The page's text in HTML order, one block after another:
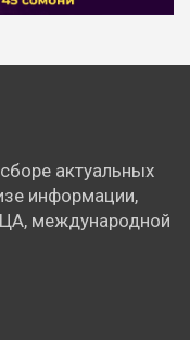
актуальных
информации,
международной